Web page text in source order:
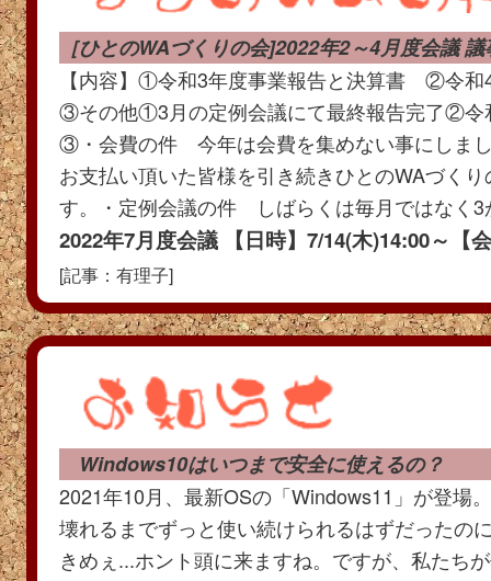
［ひとのWAづくりの会]2022年2～4月度会議
【内容】①令和3年度事業報告と決算書 ②令
③その他①3月の定例会議にて最終報告完了②令
③・会費の件 今年は会費を集めない事にしま
お支払い頂いた皆様を引き続きひとのWAづく
す。・定例会議の件 しばらくは毎月ではなく3
2022年7月度会議 【日時】7/14(木)14:00～【
[記事：有理子]
Windows10はいつまで安全に使えるの？
2021年10月、最新OSの「Windows11」が登場
壊れるまでずっと使い続けられるはずだったの
きめぇ...ホント頭に来ますね。ですが、私たち